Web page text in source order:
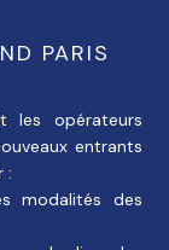
PARIS
les opérateurs
entrants
:
modalités des